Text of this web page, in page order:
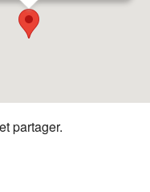
partager.